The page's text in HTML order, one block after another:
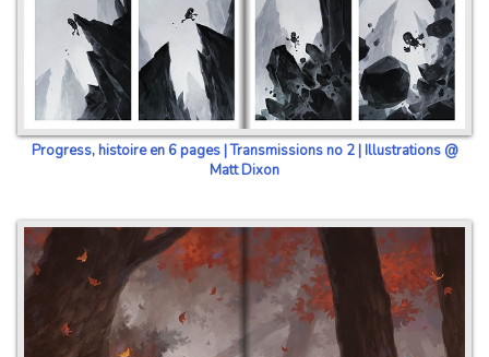
Progress, histoire en 6 pages | Transmissions no 2 | Illustrations @
Matt Dixon